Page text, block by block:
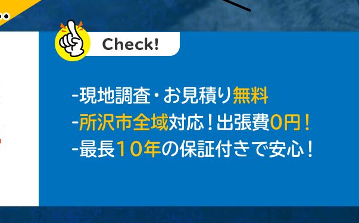
-現地調査・お見積り無料
-所沢市全域対応！出張費０円！
-最長10年の保証付きで安心！